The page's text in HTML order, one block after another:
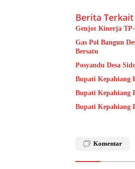
Berita Terkait
Genjot Kinerja
Gas Pol Bangun
Bersatu
Posyandu Desa
Bupati Kepahiang
Bupati Kepahiang
Bupati Kepahiang
Komentar